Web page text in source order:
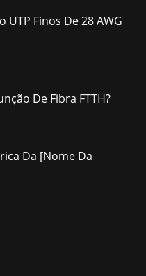
UTP Finos De 28 AWG
De Fibra FTTH?
Da [nome Da